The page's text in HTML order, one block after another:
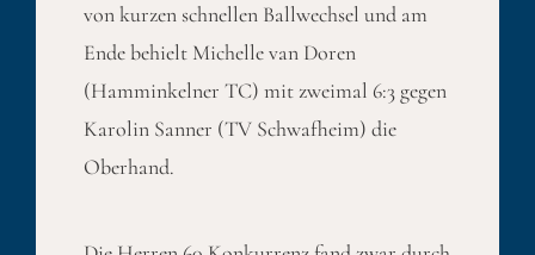
von kurzen schnellen Ballwechsel und am
Ende behielt Michelle van Doren
(Hamminkelner TC) mit zweimal 6:3 gegen
Karolin Sanner (TV Schwafheim) die
Oberhand.